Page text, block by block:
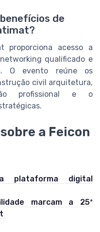
de
proporciona acesso a
qualificado e
O evento reúne os
civil arquitetura,
profissional e o
a Feicon
plataforma digital
marcam a 25ª